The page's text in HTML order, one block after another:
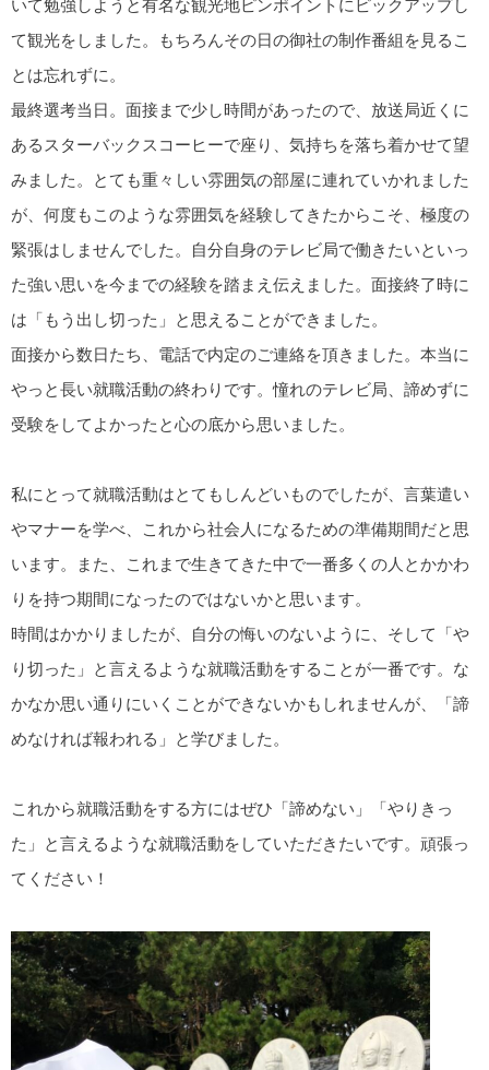
いて勉強しようと有名な観光地ピンポイントにピックアップし
て観光をしました。もちろんその日の御社の制作番組を見るこ
とは忘れずに。
最終選考当日。面接まで少し時間があったので、放送局近くに
あるスターバックスコーヒーで座り、気持ちを落ち着かせて望
みました。とても重々しい雰囲気の部屋に連れていかれました
が、何度もこのような雰囲気を経験してきたからこそ、極度の
緊張はしませんでした。自分自身のテレビ局で働きたいといっ
た強い思いを今までの経験を踏まえ伝えました。面接終了時に
は「もう出し切った」と思えることができました。
面接から数日たち、電話で内定のご連絡を頂きました。本当に
やっと長い就職活動の終わりです。憧れのテレビ局、諦めずに
受験をしてよかったと心の底から思いました。
私にとって就職活動はとてもしんどいものでしたが、言葉遣い
やマナーを学べ、これから社会人になるための準備期間だと思
います。また、これまで生きてきた中で一番多くの人とかかわ
りを持つ期間になったのではないかと思います。
時間はかかりましたが、自分の悔いのないように、そして「や
り切った」と言えるような就職活動をすることが一番です。な
かなか思い通りにいくことができないかもしれませんが、「諦
めなければ報われる」と学びました。
これから就職活動をする方にはぜひ「諦めない」「やりきっ
た」と言えるような就職活動をしていただきたいです。頑張っ
てください！